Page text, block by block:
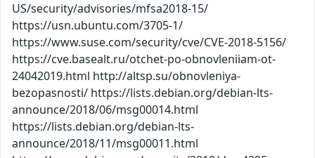
US/security/advisories/mfsa2018-15/
https://usn.ubuntu.com/3705-1/
https://www.suse.com/security/cve/CVE-2018-5156/
https://cve.basealt.ru/otchet-po-obnovleniiam-ot-
24042019.html http://altsp.su/obnovleniya-
bezopasnosti/ https://lists.debian.org/debian-lts-
announce/2018/06/msg00014.html
https://lists.debian.org/debian-lts-
announce/2018/11/msg00011.html